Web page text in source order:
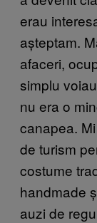
erau
așteptam.
afaceri,
simplu
nu era o
canapea.
de turism
costume
handmade
auzi de